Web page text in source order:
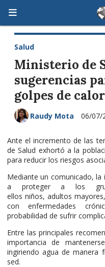
Ministerio de
sugerencias
golpes de calor
Salud
06/07/
Raudy Mota
Ante el incremento de las
de Salud exhortó a la
para reducir los riesgos
Mediante un comunicado,
a proteger a los
ellos niños, adultos
con enfermedades
probabilidad de sufrir
Entre las principales
importancia de
ingiriendo agua de manera
sed.